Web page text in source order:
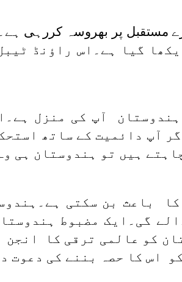
مقابلے 13 فیصد کا اضافہ دیکھا گیا
آپ کی منزل
آپ دائمیت کے ساتھ
ہیں تو ہندوستان ہی
باعث بن سکتی
گی۔ایک مضبوط
کو عالمی ترقی کا انجن
اس کا حصہ بننے کی دعوت